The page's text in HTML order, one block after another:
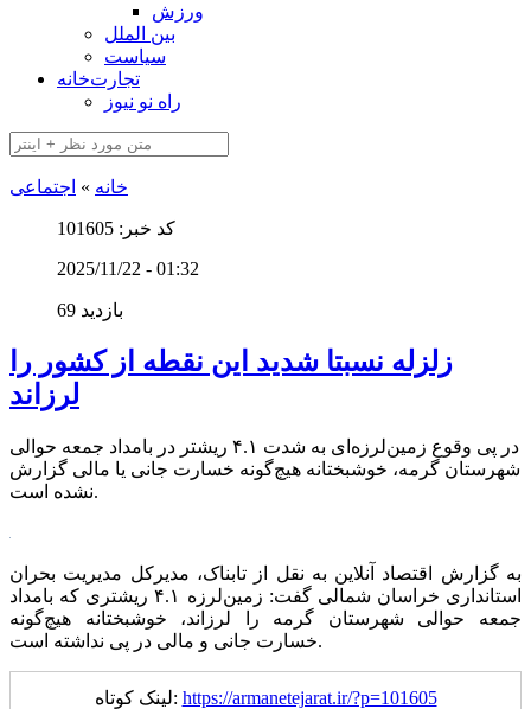
ورزش
بین الملل
سیاست
تجارت‌خانه
راه نو نیوز
خانه » اجتماعی
کد خبر: 101605
2025/11/22 - 01:32
69 بازدید
زلزله نسبتا شدید این نقطه از کشور را
لرزاند
در پی وقوع زمین‌لرزه‌ای به شدت ۴.۱ ریشتر در بامداد جمعه حوالی
شهرستان گرمه، خوشبختانه هیچ‌گونه خسارت جانی یا مالی گزارش
نشده است.
به گزارش اقتصاد آنلاین به نقل از تابناک، مدیرکل مدیریت بحران
استانداری خراسان شمالی گفت: زمین‌لرزه ۴.۱ ریشتری که بامداد
جمعه حوالی شهرستان گرمه را لرزاند، خوشبختانه هیچ‌گونه
خسارت جانی و مالی در پی نداشته است.
لینک کوتاه: https://armanetejarat.ir/?p=101605